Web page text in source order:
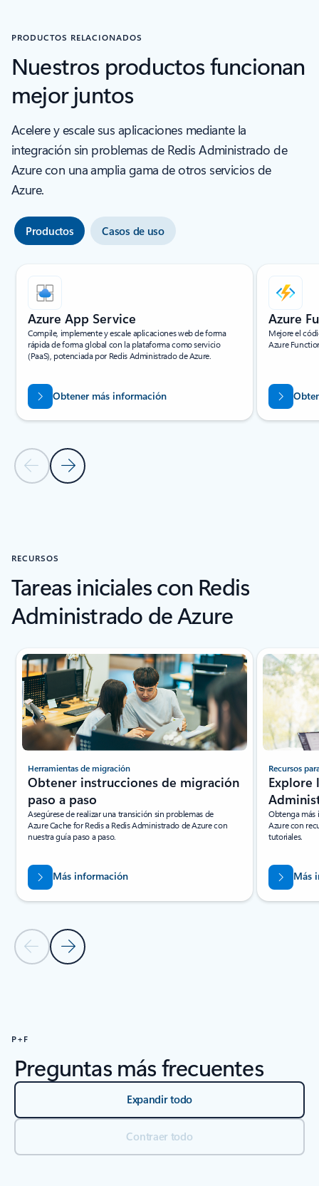
PRODUCTOS RELACIONADOS
Nuestros productos funcionan
mejor juntos
Acelere y escale sus aplicaciones mediante la
integración sin problemas de Redis Administrado de
Azure con una amplia gama de otros servicios de
Azure.
Productos Casos de uso
Mostrando diapositiva 1 de 6
Diapositiva anterior
Diapositiva siguiente
Azure App Service
Compile, implemente y escale aplicaciones web de forma
rápida de forma global con la plataforma como servicio
(PaaS), potenciada por Redis Administrado de Azure.
Obtener más información
Azure
Mejore el
Azure
RECURSOS
Tareas iniciales con Redis
Administrado de Azure
Mostrando diapositiva 1 de 6
Diapositiva anterior
Diapositiva siguiente
Herramientas de migración
Obtener instrucciones de migración
paso a paso
Asegúrese de realizar una transición sin problemas de
Azure Cache for Redis a Redis Administrado de Azure con
nuestra guía paso a paso.
Más información
Recursos
Explore
Obtenga más
Azure con
tutoriales.
Más
P+F
Preguntas más frecuentes
Expandir todo
Contraer todo